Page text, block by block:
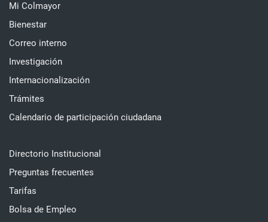
Mi Colmayor
Bienestar
Correo interno
Investigación
Internacionalización
Trámites
Calendario de participación ciudadana
Directorio Institucional
Preguntas frecuentes
Tarifas
Bolsa de Empleo